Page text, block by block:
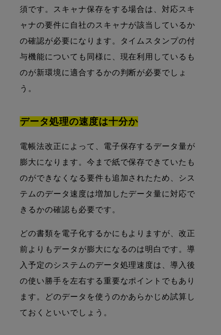
須です。スキャナ保存をする場合は、対応スキ
ャナの要件に自社のスキャナが該当しているか
の確認が必要になります。タイムスタンプの付
与機能についても同様に、現在利用しているも
のが新環境に適合するかの判断が必要でしょ
う。
データ処理の速度は十分か
電帳法改正によって、電子保存するデータ量が
膨大になります。今まで紙で保存できていたも
のができなくなる要件も追加されたため、シス
テムのデータ速度は増加したデータ量に対応で
きるかの確認も必要です。
どの書類を電子化するかにもよりますが、改正
前よりもデータが膨大になるのは明白です。導
入予定のシステムのデータ処理速度は、導入後
の使い勝手を左右する重要なポイントでもあり
ます。どのデータを使うのかあらかじめ試算し
ておくといいでしょう。